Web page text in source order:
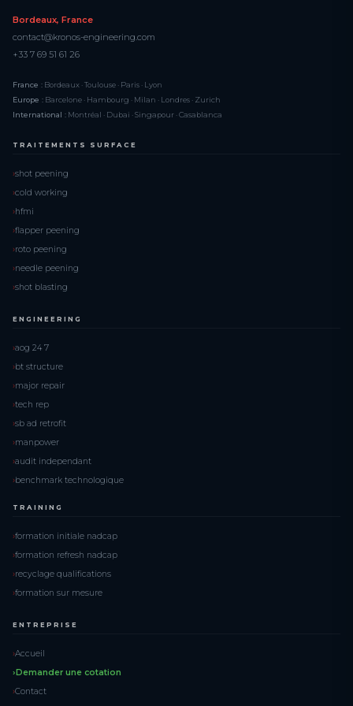
Bordeaux, France
contact@kronos-engineering.com
+33 7 69 51 61 26
France : Bordeaux · Toulouse · Paris · Lyon
Europe : Barcelone · Hambourg · Milan · Londres · Zurich
International : Montréal · Dubai · Singapour · Casablanca
TRAITEMENTS SURFACE
shot peening
cold working
hfmi
flapper peening
roto peening
needle peening
shot blasting
ENGINEERING
aog 24 7
bt structure
major repair
tech rep
sb ad retrofit
manpower
audit independant
benchmark technologique
TRAINING
formation initiale nadcap
formation refresh nadcap
recyclage qualifications
formation sur mesure
ENTREPRISE
Accueil
Demander une cotation
Contact